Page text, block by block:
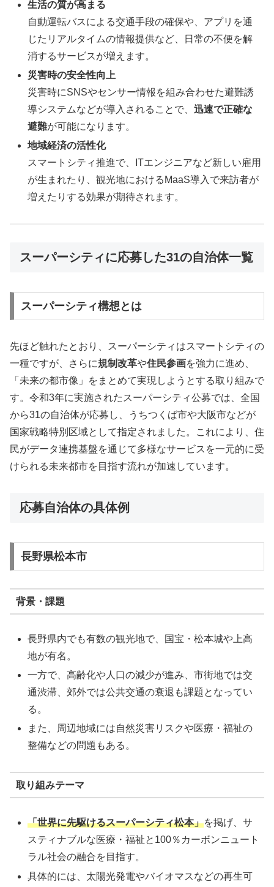
生活の質が高まる
自動運転バスによる交通手段の確保や、アプリを通
じたリアルタイムの情報提供など、日常の不便を解
消するサービスが増えます。
災害時の安全性向上
災害時にSNSやセンサー情報を組み合わせた避難誘
導システムなどが導入されることで、迅速で正確な
避難が可能になります。
地域経済の活性化
スマートシティ推進で、ITエンジニアなど新しい雇用
が生まれたり、観光地におけるMaaS導入で来訪者が
増えたりする効果が期待されます。
スーパーシティに応募した31の自治体一覧
スーパーシティ構想とは
先ほど触れたとおり、スーパーシティはスマートシティの
一種ですが、さらに規制改革や住民参画を強力に進め、
「未来の都市像」をまとめて実現しようとする取り組みで
す。令和3年に実施されたスーパーシティ公募では、全国
から31の自治体が応募し、うちつくば市や大阪市などが
国家戦略特別区域として指定されました。これにより、住
民がデータ連携基盤を通じて多様なサービスを一元的に受
けられる未来都市を目指す流れが加速しています。
応募自治体の具体例
長野県松本市
背景・課題
長野県内でも有数の観光地で、国宝・松本城や上高
地が有名。
一方で、高齢化や人口の減少が進み、市街地では交
通渋滞、郊外では公共交通の衰退も課題となってい
る。
また、周辺地域には自然災害リスクや医療・福祉の
整備などの問題もある。
取り組みテーマ
「世界に先駆けるスーパーシティ松本」を掲げ、サ
スティナブルな医療・福祉と100％カーボンニュート
ラル社会の融合を目指す。
具体的には、太陽光発電やバイオマスなどの再生可